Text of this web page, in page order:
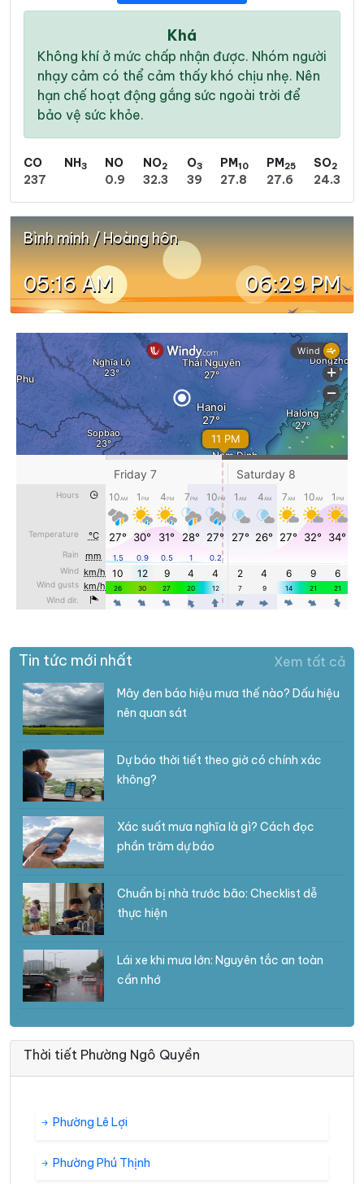
Khá
Không khí ở mức chấp nhận được. Nhóm người
nhạy cảm có thể cảm thấy khó chịu nhẹ. Nên
hạn chế hoạt động gắng sức ngoài trời để
bảo vệ sức khỏe.
CO
237
NH3
NO
0.9
NO2
32.3
O3
39
PM10
27.8
PM25
27.6
SO2
24.3
Bình minh / Hoàng hôn
05:16 AM 06:29 PM
Tin tức mới nhất Xem tất cả
Mây đen báo hiệu mưa thế nào? Dấu hiệu
nên quan sát
Dự báo thời tiết theo giờ có chính xác
không?
Xác suất mưa nghĩa là gì? Cách đọc
phần trăm dự báo
Chuẩn bị nhà trước bão: Checklist dễ
thực hiện
Lái xe khi mưa lớn: Nguyên tắc an toàn
cần nhớ
Thời tiết Phường Ngô Quyền
Phường Lê Lợi
Phường Phú Thịnh